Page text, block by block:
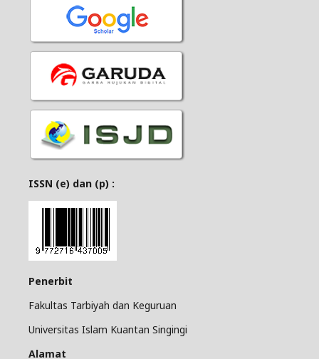
ISSN (e) dan (p) :
Penerbit
Fakultas Tarbiyah dan Keguruan
Universitas Islam Kuantan Singingi
Alamat